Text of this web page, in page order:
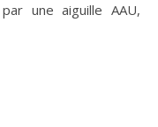
une aiguille AAU,